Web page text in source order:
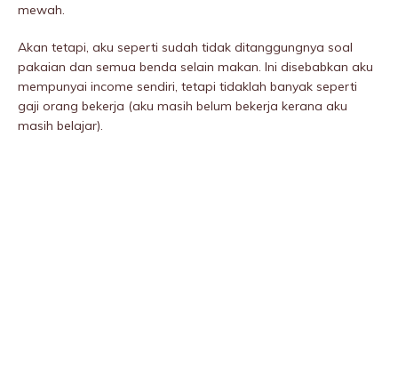
mewah.
Akan tetapi, aku seperti sudah tidak ditanggungnya soal
pakaian dan semua benda selain makan. Ini disebabkan aku
mempunyai income sendiri, tetapi tidaklah banyak seperti
gaji orang bekerja (aku masih belum bekerja kerana aku
masih belajar).